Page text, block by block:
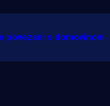
povezani s domovinom